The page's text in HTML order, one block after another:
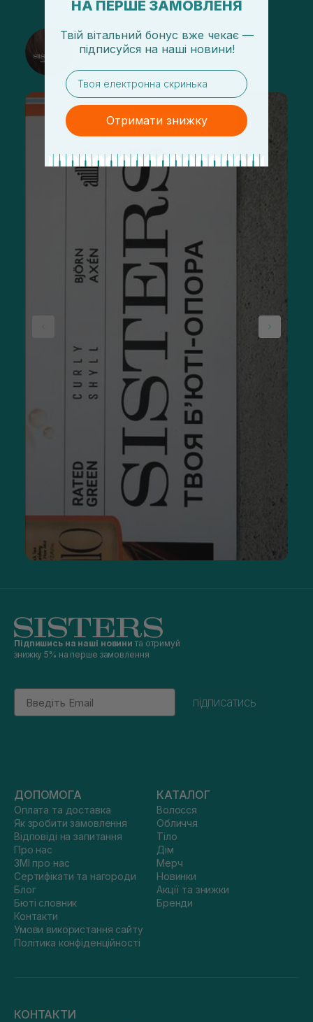
@sisters_stelmakh в Instagram
Підпишись на наші новини та отримуй
знижку 5% на перше замовлення
Email
підписатись
ДОПОМОГА
Оплата та доставка
Як зробити замовлення
Відповіді на запитання
Про нас
ЗМІ про нас
Сертифікати та нагороди
Блог
Бюті словник
Контакти
Умови використання сайту
Політика конфіденційності
КАТАЛОГ
Волосся
Обличчя
Тіло
Дім
Мерч
Новинки
Акції та знижки
Бренди
КОНТАКТИ
НА ПЕРШЕ ЗАМОВЛЕНЯ
Твій вітальний бонус вже чекає —
підписуйся на наші новини!
email
Отримати знижку